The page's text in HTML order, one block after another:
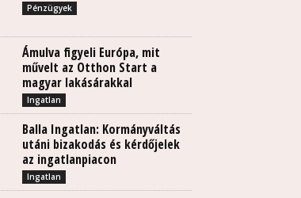
Pénzügyek
Ámulva figyeli Európa, mit
művelt az Otthon Start a
magyar lakásárakkal
Ingatlan
Balla Ingatlan: Kormányváltás
utáni bizakodás és kérdőjelek
az ingatlanpiacon
Ingatlan